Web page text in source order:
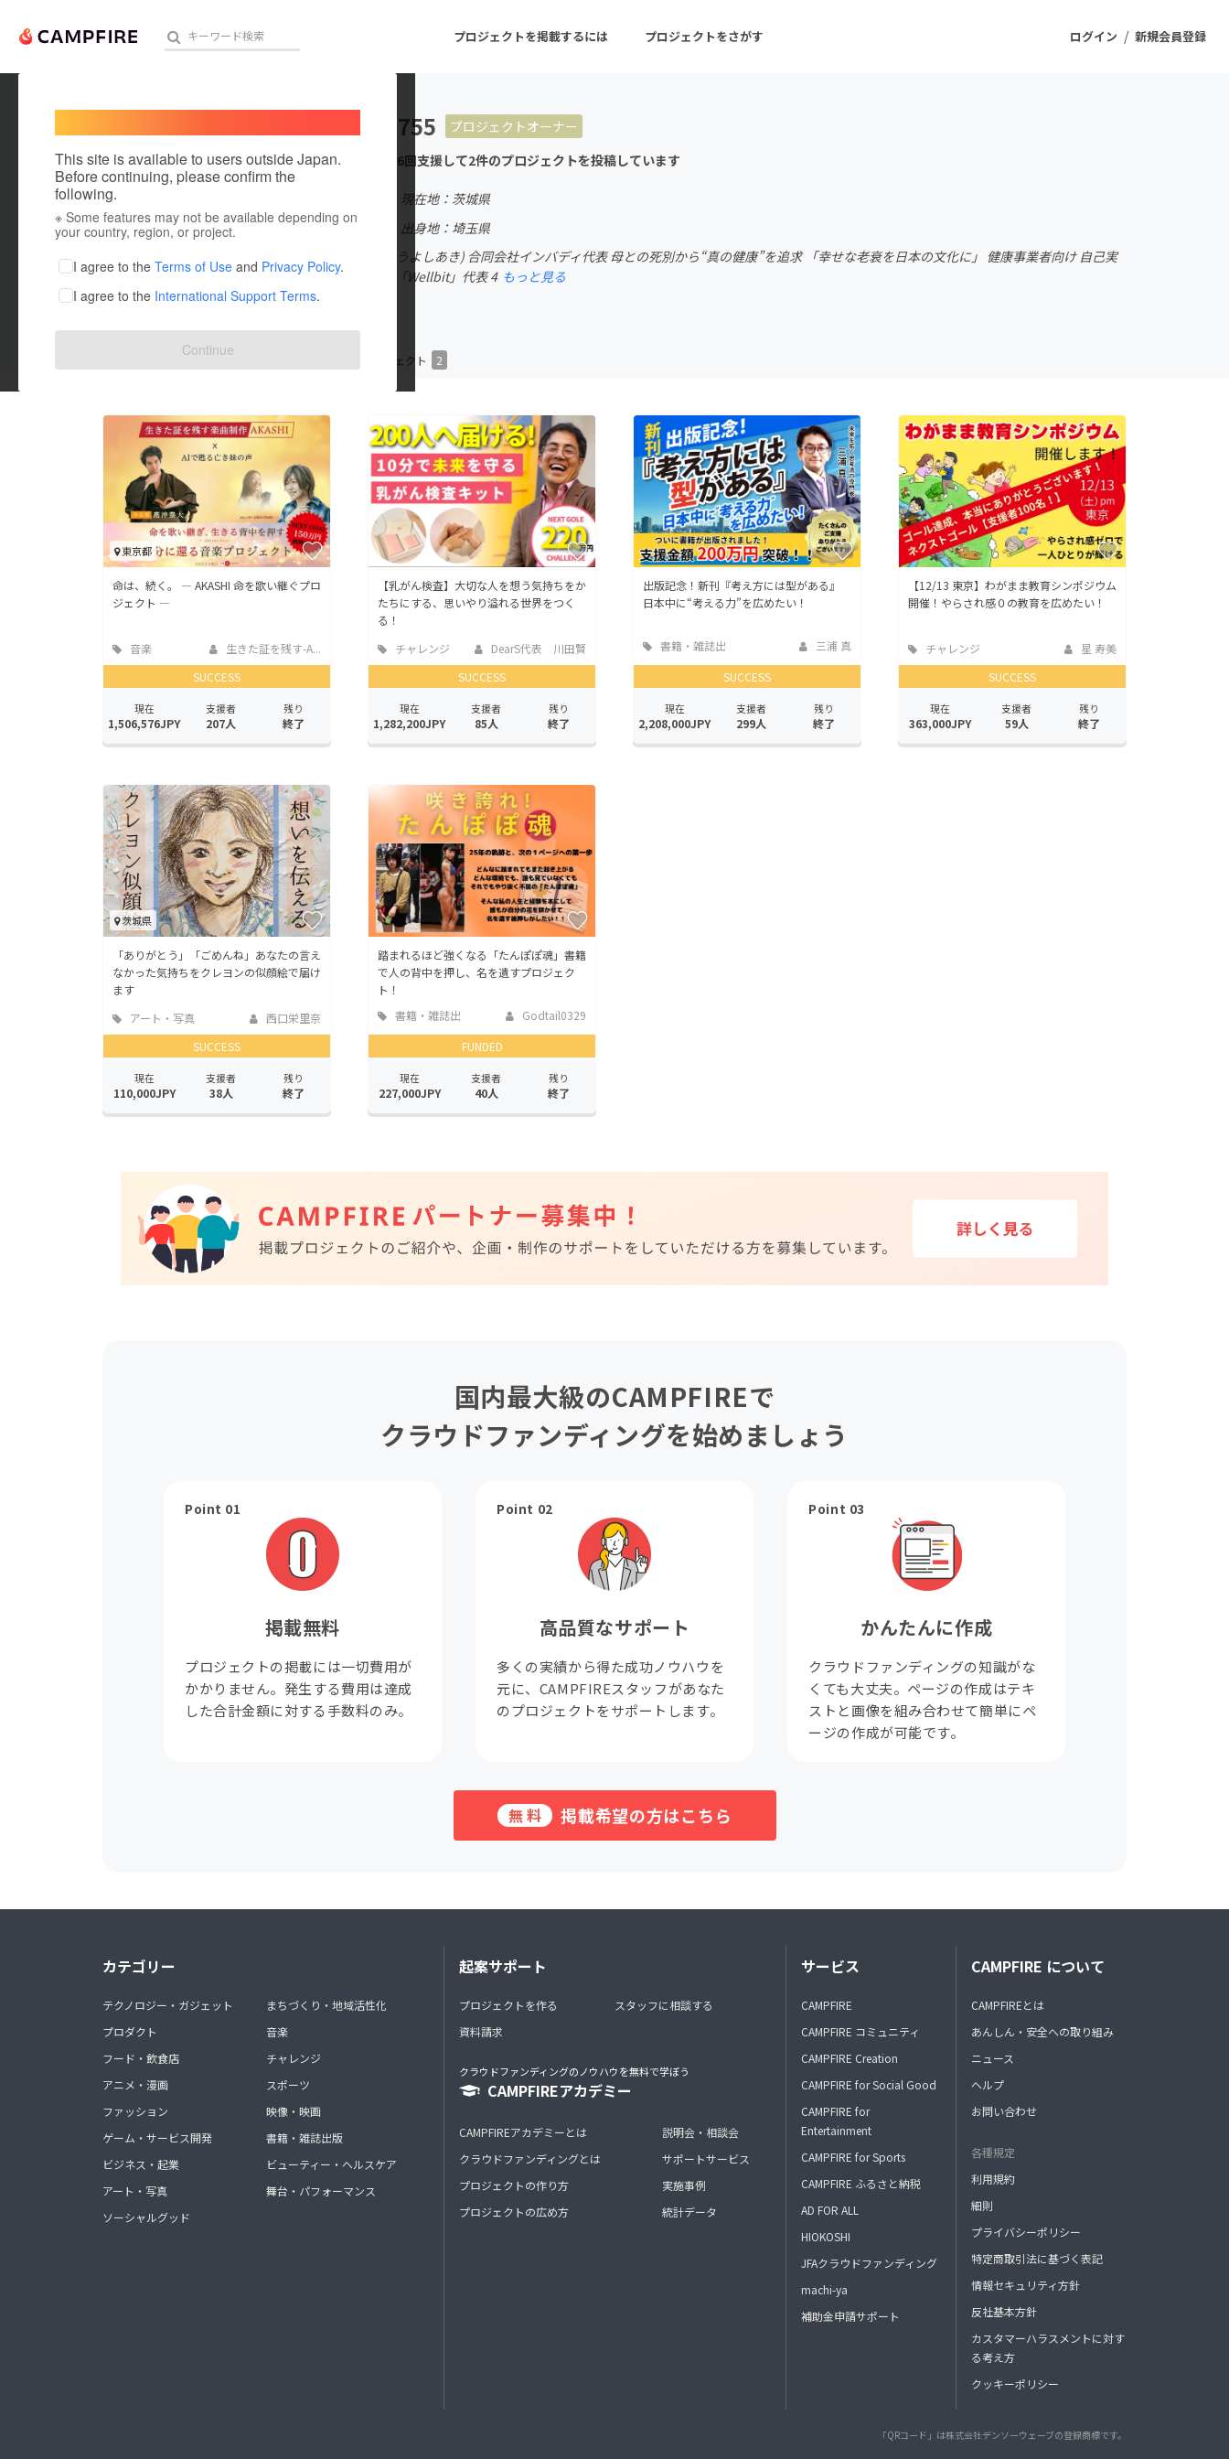
ログイン / 新規会員登録
プロジェクトを掲載するには プロジェクトをさがす
人気のプロジェクト 注目のリターン 注目の新着プロジェクト
アート・写真 音楽
テクノロジー・ガジェット
ゲーム・サービス開発 フード・飲食店
ファッション
映像・映画
ビジネス・起業
まちづくり・地域活性化
CAMPFIRE for Social Good
CAMPFIRE Creation
CAMPFIREふるさと納税
machi-ya コミュニティ
This site is available to users outside Japan.
Before continuing, please confirm the
following.
※ Some features may not be available depending on
your country, region, or project.
I agree to the Terms of Use and Privacy Policy.
I agree to the International Support Terms.
Continue
Yoshi_0755
プロジェクトオーナー
これまでに6回支援して2件のプロジェクトを投稿しています
現在地：茨城県
出身国：日本
出身地：埼玉県
伊藤義顕(いとうよしあき) 合同会社インバディ代表 母との死別から“真の健康”を追求 「幸せな老衰を日本の文化に」 健康事業者向け 自己実
現型スクール 「Wellbit」代表 4 もっと見る
プロジェクト プロジェクト 2
東京都
命は、続く。 ― AKASHI 命を歌い継ぐプロ
ジェクト ―
音楽
生きた証を残す-A...
SUCCESS
現在
1,506,576JPY
支援者
207人
残り
終了
【乳がん検査】大切な人を想う気持ちをか
たちにする、思いやり溢れる世界をつく
る！
チャレンジ
DearS代表 川田賢
SUCCESS
現在
1,282,200JPY
支援者
85人
残り
終了
出版記念！新刊『考え方には型がある』
日本中に“考える力”を広めたい！
書籍・雑誌出
版
三浦 真
SUCCESS
現在
2,208,000JPY
支援者
299人
残り
終了
【12/13 東京】わがまま教育シンポジウム
開催！やらされ感０の教育を広めたい！
チャレンジ
星 寿美
SUCCESS
現在
363,000JPY
支援者
59人
残り
終了
茨城県
「ありがとう」「ごめんね」あなたの言え
なかった気持ちをクレヨンの似顔絵で届け
ます
アート・写真
西口栄里奈
SUCCESS
現在
110,000JPY
支援者
38人
残り
終了
踏まれるほど強くなる「たんぽぽ魂」書籍
で人の背中を押し、名を遺すプロジェク
ト！
書籍・雑誌出
版
Godtail0329
FUNDED
現在
227,000JPY
支援者
40人
残り
終了
国内最大級のCAMPFIREで
クラウドファンディングを始めましょう
Point 01
掲載無料
プロジェクトの掲載には一切費用が
かかりません。発生する費用は達成
した合計金額に対する手数料のみ。
Point 02
高品質なサポート
多くの実績から得た成功ノウハウを
元に、CAMPFIREスタッフがあなた
のプロジェクトをサポートします。
Point 03
かんたんに作成
クラウドファンディングの知識がな
くても大丈夫。ページの作成はテキ
ストと画像を組み合わせて簡単にペ
ージの作成が可能です。
無料 掲載希望の方はこちら
カテゴリー
テクノロジー・ガジェット
プロダクト
フード・飲食店
アニメ・漫画
ファッション
ゲーム・サービス開発
ビジネス・起業
アート・写真
ソーシャルグッド
まちづくり・地域活性化
音楽
チャレンジ
スポーツ
映像・映画
書籍・雑誌出版
ビューティー・ヘルスケア
舞台・パフォーマンス
起案サポート
プロジェクトを作る
資料請求
スタッフに相談する
クラウドファンディングのノウハウを無料で学ぼう
CAMPFIREアカデミー
CAMPFIREアカデミーとは
クラウドファンディングとは
プロジェクトの作り方
プロジェクトの広め方
説明会・相談会
サポートサービス
実施事例
統計データ
サービス
CAMPFIRE
CAMPFIRE コミュニティ
CAMPFIRE Creation
CAMPFIRE for Social Good
CAMPFIRE for
Entertainment
CAMPFIRE for Sports
CAMPFIRE ふるさと納税
AD FOR ALL
HIOKOSHI
JFAクラウドファンディング
machi-ya
補助金申請サポート
CAMPFIRE について
CAMPFIREとは
あんしん・安全への取り組み
ニュース
ヘルプ
お問い合わせ
各種規定
利用規約
細則
プライバシーポリシー
特定商取引法に基づく表記
情報セキュリティ方針
反社基本方針
カスタマーハラスメントに対す
る考え方
クッキーポリシー
「QRコード」は株式会社デンソーウェーブの登録商標です。